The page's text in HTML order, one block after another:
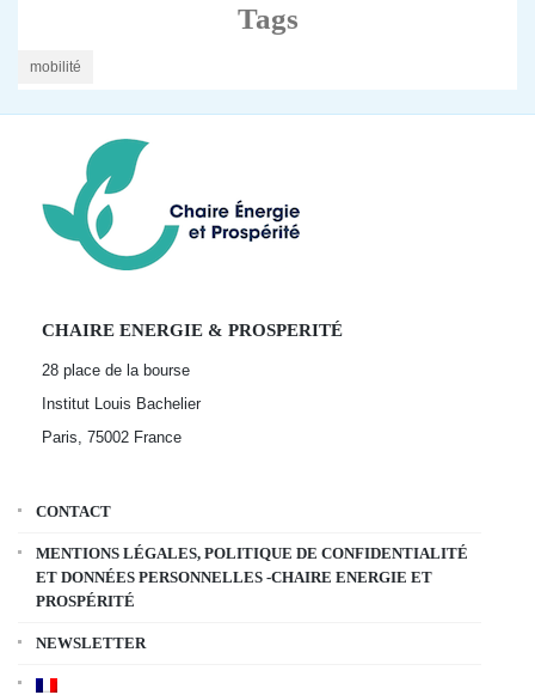
Tags
mobilité
CHAIRE ENERGIE & PROSPERITÉ
28 place de la bourse
Institut Louis Bachelier
Paris, 75002 France
CONTACT
MENTIONS LÉGALES, POLITIQUE DE CONFIDENTIALITÉ
ET DONNÉES PERSONNELLES -CHAIRE ENERGIE ET
PROSPÉRITÉ
NEWSLETTER